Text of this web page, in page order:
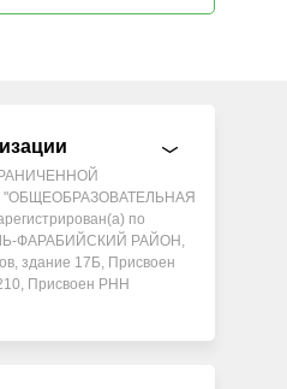
ФАРАБИЙСКИЙ РАЙОН,
17Б, Присвоен
РНН